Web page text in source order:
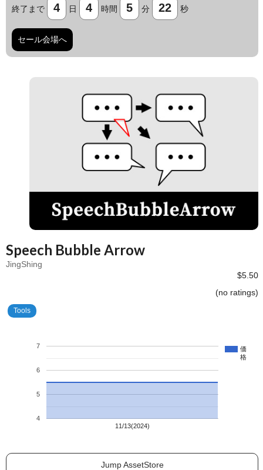
終了まで 4 日 4 時間 5 分 21 秒
セール会場へ
Speech Bubble Arrow
JingShing
$5.50
(no ratings)
Tools
価
格
11/13(2024)
4
5
6
7
Jump AssetStore